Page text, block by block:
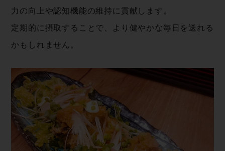
力の向上や認知機能の維持に貢献します。
定期的に摂取することで、より健やかな毎日を送れる
かもしれません。